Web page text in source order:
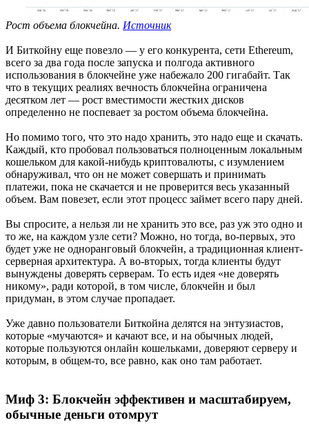
Рост объема блокчейна. Источник
И Биткойну еще повезло — у его конкурента, сети Ethereum,
всего за два года после запуска и полгода активного
использования в блокчейне уже набежало 200 гигабайт. Так
что в текущих реалиях вечность блокчейна ограничена
десятком лет — рост вместимости жестких дисков
определенно не поспевает за ростом объема блокчейна.
Но помимо того, что это надо хранить, это надо еще и скачать.
Каждый, кто пробовал пользоваться полноценным локальным
кошельком для какой-нибудь криптовалюты, с изумлением
обнаруживал, что он не может совершать и принимать
платежи, пока не скачается и не проверится весь указанный
объем. Вам повезет, если этот процесс займет всего пару дней.
Вы спросите, а нельзя ли не хранить это все, раз уж это одно и
то же, на каждом узле сети? Можно, но тогда, во-первых, это
будет уже не одноранговый блокчейн, а традиционная клиент-
серверная архитектура. А во-вторых, тогда клиенты будут
вынуждены доверять серверам. То есть идея «не доверять
никому», ради которой, в том числе, блокчейн и был
придуман, в этом случае пропадает.
Уже давно пользователи Биткойна делятся на энтузиастов,
которые «мучаются» и качают все, и на обычных людей,
которые пользуются онлайн кошельками, доверяют серверу и
которым, в общем-то, все равно, как оно там работает.
Миф 3: Блокчейн эффективен и масштабируем,
обычные деньги отомрут